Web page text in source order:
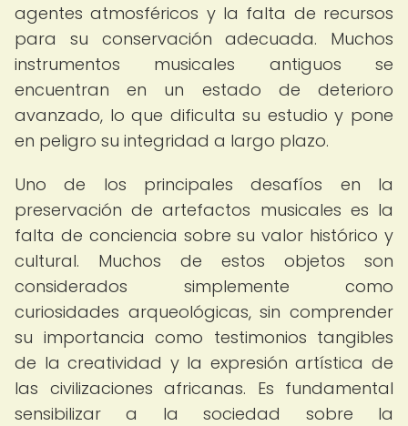
agentes atmosféricos y la falta de recursos
para su conservación adecuada. Muchos
instrumentos musicales antiguos se
encuentran en un estado de deterioro
avanzado, lo que dificulta su estudio y pone
en peligro su integridad a largo plazo.
Uno de los principales desafíos en la
preservación de artefactos musicales es la
falta de conciencia sobre su valor histórico y
cultural. Muchos de estos objetos son
considerados simplemente como
curiosidades arqueológicas, sin comprender
su importancia como testimonios tangibles
de la creatividad y la expresión artística de
las civilizaciones africanas. Es fundamental
sensibilizar a la sociedad sobre la